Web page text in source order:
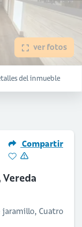
ver fotos
del inmueble
Compartir
Cuatro